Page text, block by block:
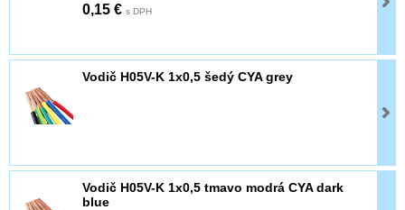
0,15 € s DPH
Vodič H05V-K 1x0,5 šedý CYA grey
Vodič H05V-K 1x0,5 tmavo modrá CYA dark
blue